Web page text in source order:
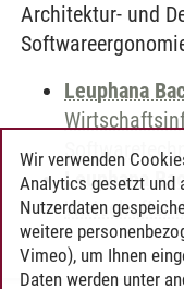
Architektur- und
Leuphana
Leuphana
Wir verwenden
Analytics gesetzt und
Nutzerdaten
weitere
Vimeo), um Ihnen
Daten werden unter